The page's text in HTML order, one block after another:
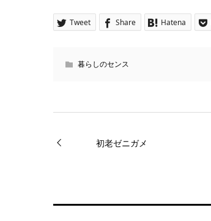
Tweet Share Hatena
暮らしのセンス
初老ゼニガメ